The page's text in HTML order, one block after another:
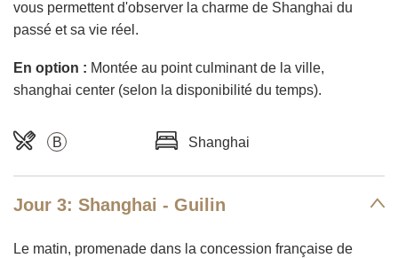
vous permettent d'observer la charme de Shanghai du
passé et sa vie réel.
En option : Montée au point culminant de la ville,
shanghai center (selon la disponibilité du temps).
B Shanghai
Jour 3: Shanghai - Guilin
Le matin, promenade dans la concession française de